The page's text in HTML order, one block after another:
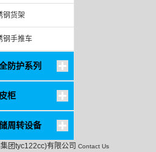
钢货架
钢手推车
防护系列
柜
周转设备
团tyc122cc)有限公司 Contact Us